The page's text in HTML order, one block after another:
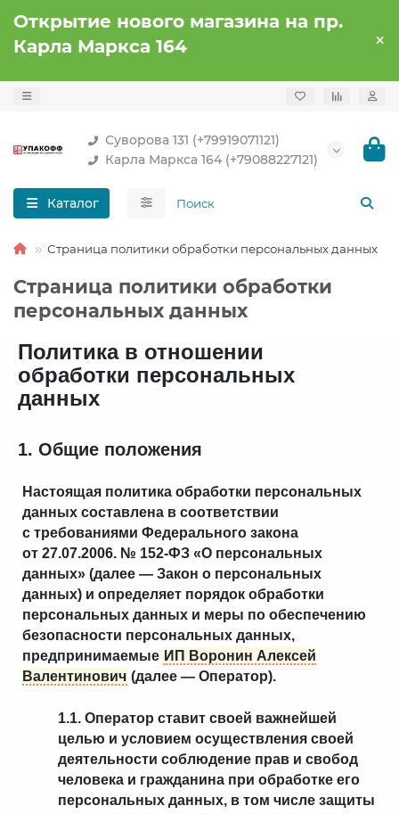
Открытие нового магазина на пр.
Карла Маркса 164
Суворова 131 (+79919071121)
Карла Маркса 164 (+79088227121)
Каталог
Страница политики обработки персональных данных
Страница политики обработки
персональных данных
Политика в отношении
обработки персональных
данных
1. Общие положения
Настоящая политика обработки персональных
данных составлена в соответствии
с требованиями Федерального закона
от 27.07.2006. № 152-ФЗ «О персональных
данных» (далее — Закон о персональных
данных) и определяет порядок обработки
персональных данных и меры по обеспечению
безопасности персональных данных,
предпринимаемые ИП Воронин Алексей
Валентинович (далее — Оператор).
1.1. Оператор ставит своей важнейшей
целью и условием осуществления своей
деятельности соблюдение прав и свобод
человека и гражданина при обработке его
персональных данных, в том числе защиты